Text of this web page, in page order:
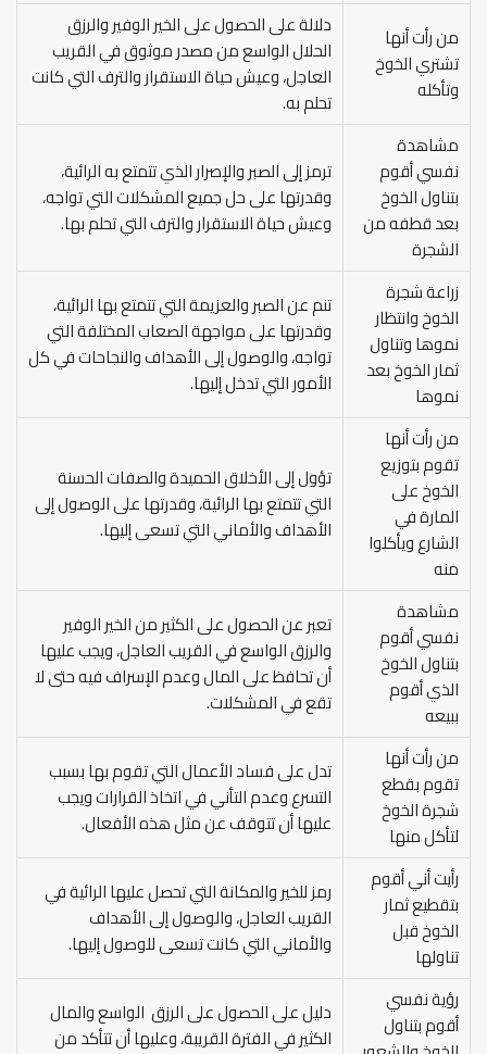
من رأت أنها
تشتري الخوخ
وتأكله
دلالة على الحصول على الخير الوفير والرزق
الحلال الواسع من مصدر موثوق في القريب
العاجل، وعيش حياة الاستقرار والترف التي كانت
تحلم به.
مشاهدة
نفسي أقوم
بتناول الخوخ
بعد قطفه من
الشجرة
ترمز إلى الصبر والإصرار الذي تتمتع به الرائية،
وقدرتها على حل جميع المشكلات التي تواجه،
وعيش حياة الاستقرار والترف التي تحلم بها.
زراعة شجرة
الخوخ وانتظار
نموها وتناول
ثمار الخوخ بعد
نموها
تنم عن الصبر والعزيمة التي تتمتع بها الرائية،
وقدرتها على مواجهة الصعاب المختلفة التي
تواجه، والوصول إلى الأهداف والنجاحات في كل
الأمور التي تدخل إليها.
من رأت أنها
تقوم بتوزيع
الخوخ على
المارة في
الشارع ويأكلوا
منه
تؤول إلى الأخلاق الحميدة والصفات الحسنة
التي تتمتع بها الرائية، وقدرتها على الوصول إلى
الأهداف والأماني التي تسعى إليها.
مشاهدة
نفسي أقوم
بتناول الخوخ
الذي أقوم
ببيعه
تعبر عن الحصول على الكثير من الخير الوفير
والرزق الواسع في القريب العاجل، ويجب عليها
أن تحافظ على المال وعدم الإسراف فيه حتى لا
تقع في المشكلات.
من رأت أنها
تقوم بقطع
شجرة الخوخ
لتأكل منها
تدل على فساد الأعمال التي تقوم بها بسبب
التسرع وعدم التأني في اتخاذ القرارات ويجب
عليها أن تتوقف عن مثل هذه الأفعال.
رأيت أني أقوم
بتقطيع ثمار
الخوخ قبل
تناولها
رمز للخير والمكانة التي تحصل عليها الرائية في
القريب العاجل، والوصول إلى الأهداف
والأماني التي كانت تسعى للوصول إليها.
رؤية نفسي
أقوم بتناول
دليل على الحصول على الرزق الواسع والمال
الكثير في الفترة القريبة، وعليها أن تتأكد من